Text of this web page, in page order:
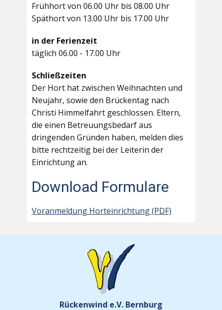
Frühhort von 06.00 Uhr bis 08.00 Uhr
Späthort von 13.00 Uhr bis 17.00 Uhr
in der Ferienzeit
täglich 06.00 - 17.00 Uhr
Schließzeiten
Der Hort hat zwischen Weihnachten und
Neujahr, sowie den Brückentag nach
Christi Himmelfahrt geschlossen. Eltern,
die einen Betreuungsbedarf aus
dringenden Gründen haben, melden dies
bitte rechtzeitig bei der Leiterin der
Einrichtung an.
Download Formulare
Voranmeldung Horteinrichtung (PDF)
Rückenwind e.V. Bernburg